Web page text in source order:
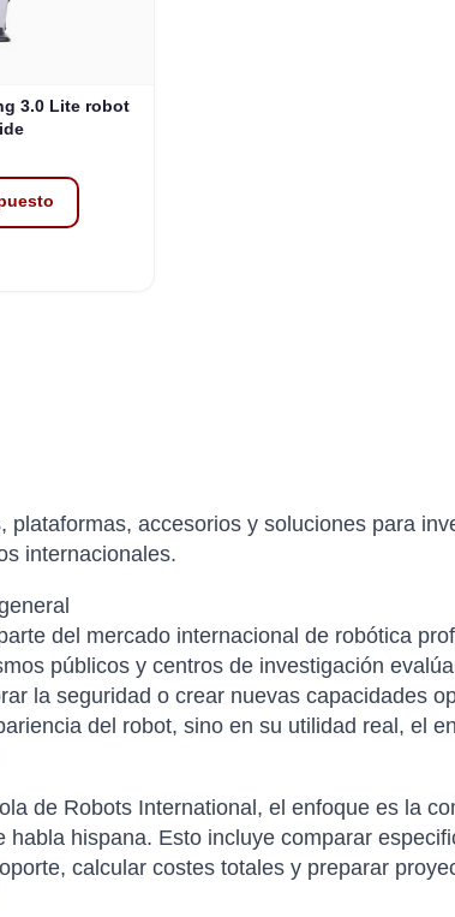
3.0 Lite robot
plataformas, accesorios y soluciones para
internacionales.
del mercado internacional de robótica
públicos y centros de investigación
la seguridad o crear nuevas capacidades
del robot, sino en su utilidad real, el
de Robots International, el enfoque es la
habla hispana. Esto incluye comparar
calcular costes totales y preparar